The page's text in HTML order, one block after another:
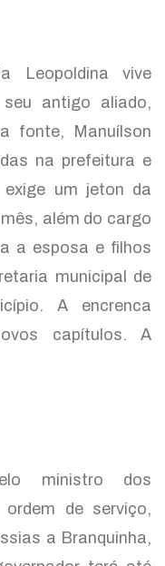
Leopoldina vive
antigo aliado,
fonte, Manuílson
na prefeitura e
um jeton da
além do cargo
a esposa e filhos
municipal de
A encrenca
capítulos. A
ministro dos
de serviço,
a Branquinha,